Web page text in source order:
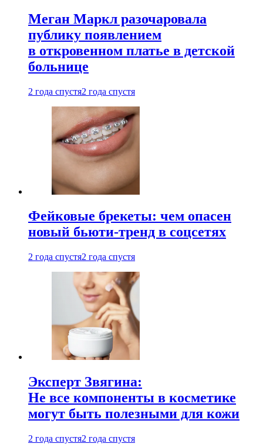
Меган Маркл разочаровала
публику появлением
в откровенном платье в детской
больнице
2 года спустя2 года спустя
Фейковые брекеты: чем опасен
новый бьюти-тренд в соцсетях
2 года спустя2 года спустя
Эксперт Звягина:
Не все компоненты в косметике
могут быть полезными для кожи
2 года спустя2 года спустя